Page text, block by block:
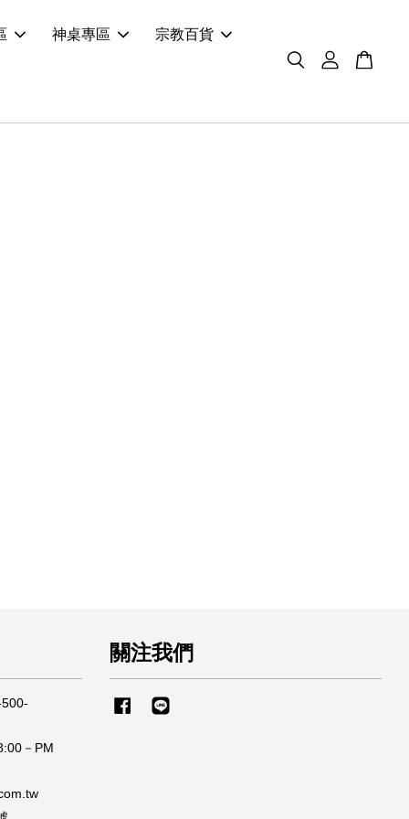
神桌專區 宗教百貨
－PM
關注我們
Facebook